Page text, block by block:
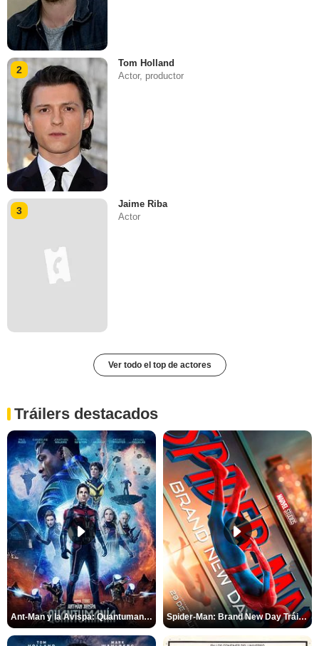
2
Tom Holland
Actor, productor
3
Jaime Riba
Actor
Ver todo el top de actores
Tráilers destacados
Ant-Man y la Avispa: Quantumanía Tráiler (2) Spider-Man: Brand New Day Tráiler (3)